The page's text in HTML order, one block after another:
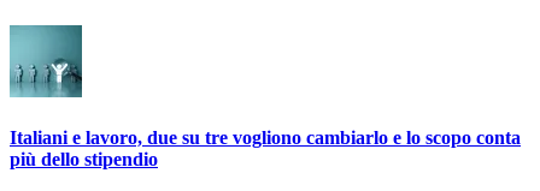
Italiani e lavoro, due su tre vogliono cambiarlo e lo scopo conta
più dello stipendio